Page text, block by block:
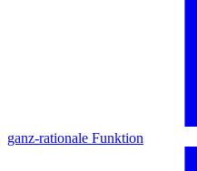
ganz-rationale Funktion